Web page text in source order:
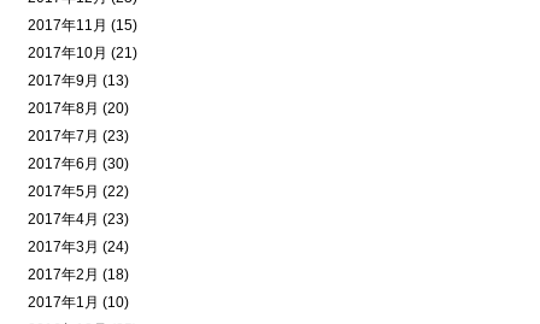
2017年11月 (15)
2017年10月 (21)
2017年9月 (13)
2017年8月 (20)
2017年7月 (23)
2017年6月 (30)
2017年5月 (22)
2017年4月 (23)
2017年3月 (24)
2017年2月 (18)
2017年1月 (10)